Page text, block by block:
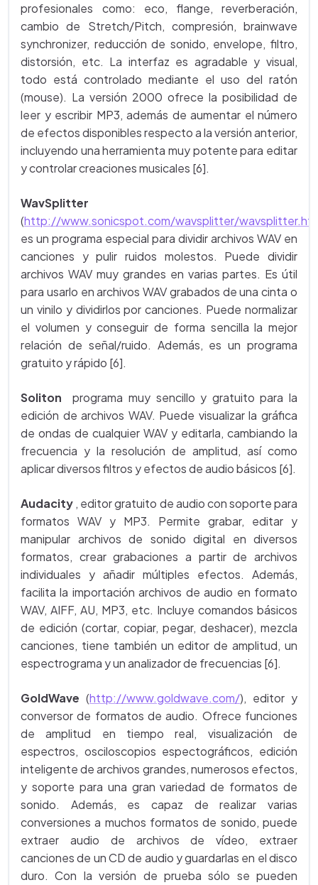
profesionales como: eco, flange, reverberación,
cambio de Stretch/Pitch, compresión, brainwave
synchronizer, reducción de sonido, envelope, filtro,
distorsión, etc. La interfaz es agradable y visual,
todo está controlado mediante el uso del ratón
(mouse). La versión 2000 ofrece la posibilidad de
leer y escribir MP3, además de aumentar el número
de efectos disponibles respecto a la versión anterior,
incluyendo una herramienta muy potente para editar
y controlar creaciones musicales [6].
WavSplitter
(http://www.sonicspot.com/wavsplitter/
es un programa especial para dividir archivos WAV en
canciones y pulir ruidos molestos. Puede dividir
archivos WAV muy grandes en varias partes. Es útil
para usarlo en archivos WAV grabados de una cinta o
un vinilo y dividirlos por canciones. Puede normalizar
el volumen y conseguir de forma sencilla la mejor
relación de señal/ruido. Además, es un programa
gratuito y rápido [6].
Soliton programa muy sencillo y gratuito para la
edición de archivos WAV. Puede visualizar la gráfica
de ondas de cualquier WAV y editarla, cambiando la
frecuencia y la resolución de amplitud, así como
aplicar diversos filtros y efectos de audio básicos [6].
Audacity , editor gratuito de audio con soporte para
formatos WAV y MP3. Permite grabar, editar y
manipular archivos de sonido digital en diversos
formatos, crear grabaciones a partir de archivos
individuales y añadir múltiples efectos. Además,
facilita la importación archivos de audio en formato
WAV, AIFF, AU, MP3, etc. Incluye comandos básicos
de edición (cortar, copiar, pegar, deshacer), mezcla
canciones, tiene también un editor de amplitud, un
espectrograma y un analizador de frecuencias [6].
GoldWave (http://www.goldwave.com/), editor y
conversor de formatos de audio. Ofrece funciones
de amplitud en tiempo real, visualización de
espectros, osciloscopios espectográficos, edición
inteligente de archivos grandes, numerosos efectos,
y soporte para una gran variedad de formatos de
sonido. Además, es capaz de realizar varias
conversiones a muchos formatos de sonido, puede
extraer audio de archivos de vídeo, extraer
canciones de un CD de audio y guardarlas en el disco
duro. Con la versión de prueba sólo se pueden